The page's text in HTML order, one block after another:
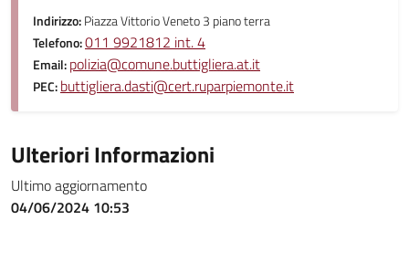
Indirizzo:Piazza Vittorio Veneto 3 piano terra
Telefono:011 9921812 int. 4
Email:polizia@comune.buttigliera.at.it
PEC:buttigliera.dasti@cert.ruparpiemonte.it
Ulteriori Informazioni
Ultimo aggiornamento
04/06/2024 10:53